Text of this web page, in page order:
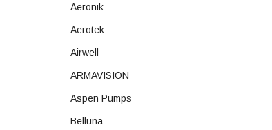
Aeronik
Aerotek
Airwell
ARMAVISION
Aspen Pumps
Belluna